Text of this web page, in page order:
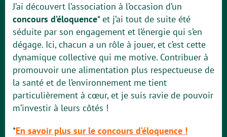
J’ai découvert l’association à l’occasion d’un
concours d’éloquence* et j’ai tout de suite été
séduite par son engagement et l’énergie qui s’en
dégage. Ici, chacun a un rôle à jouer, et c’est cette
dynamique collective qui me motive. Contribuer à
promouvoir une alimentation plus respectueuse de
la santé et de l’environnement me tient
particulièrement à cœur, et je suis ravie de pouvoir
m’investir à leurs côtés !
*En savoir plus sur le concours d’éloquence !